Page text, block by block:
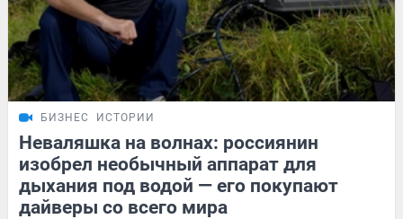
БИЗНЕС ИСТОРИИ
Неваляшка на волнах: россиянин
изобрел необычный аппарат для
дыхания под водой — его покупают
дайверы со всего мира